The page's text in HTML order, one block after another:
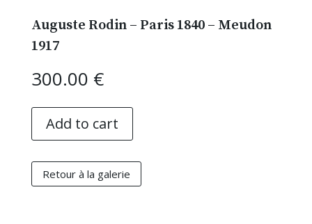
Auguste Rodin – Paris 1840 – Meudon
1917
300.00 €
Add to cart
Retour à la galerie